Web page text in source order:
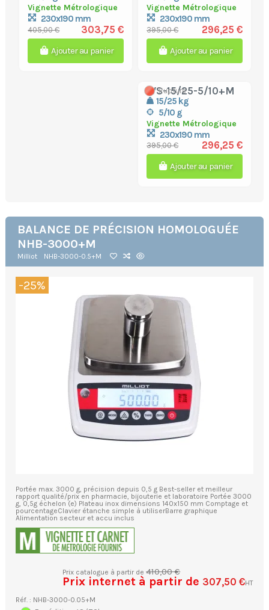
Vignette Métrologique
230x190 mm
405,00 € 303,75 €
Ajouter au panier
Vignette Métrologique
230x190 mm
395,00 € 296,25 €
Ajouter au panier
WS-15/25-5/10+M
15/25 kg
5/10 g
Vignette Métrologique
230x190 mm
Rupture
395,00 € 296,25 €
Ajouter au panier
BALANCE DE PRÉCISION HOMOLOGUÉE
NHB-3000+M
Milliot NHB-3000-0.5+M
-25%
Portée max. 3000 g, précision depuis 0,5 g Best-seller et meilleur
rapport qualité/prix en pharmacie, bijouterie et laboratoire Portée 3000
g, 0,5g échelon (e) Plateau inox dimensions 140x150 mm Comptage et
pourcentageClavier étanche simple à utiliserBarre graphique
Alimentation secteur et accu inclus
Prix catalogue à partir de410,00 €
Prix internet à partir de 307,50 €HT
Réf. : NHB-3000-0.05+M